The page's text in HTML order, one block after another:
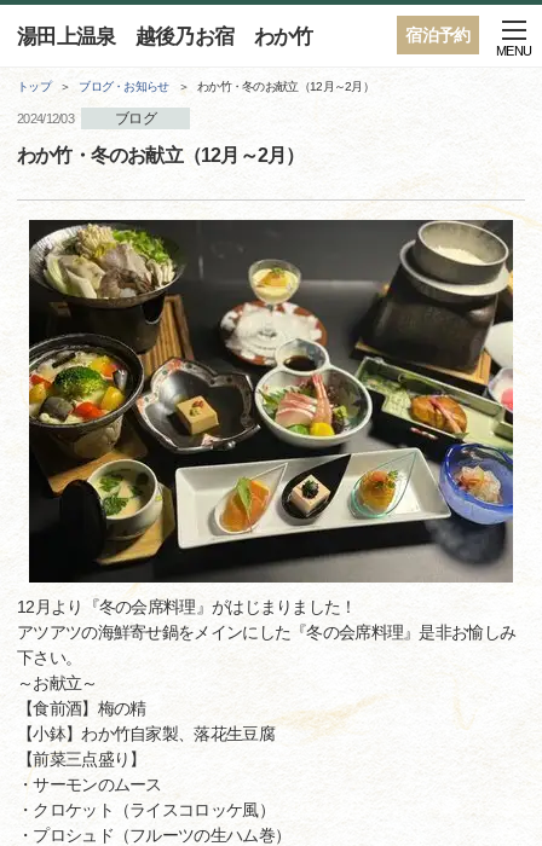
宿泊予約
湯田上温泉 越後乃お宿 わか竹
MENU
トップ ブログ・お知らせ わか竹・冬のお献立（12月～2月）
2024/12/03 ブログ
わか竹・冬のお献立（12月～2月）
12月より『冬の会席料理』がはじまりました！
アツアツの海鮮寄せ鍋をメインにした『冬の会席料理』是非お愉しみ
下さい。
～お献立～
【食前酒】梅の精
【小鉢】わか竹自家製、落花生豆腐
【前菜三点盛り】
・サーモンのムース
・クロケット（ライスコロッケ風）
・プロシュド（フルーツの生ハム巻）